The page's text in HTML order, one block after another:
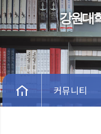
강원대
커뮤니티